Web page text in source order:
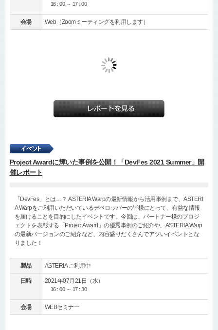
16 : 00 ～ 17 : 00
会場 Web（Zoomミーティングを利用します）
Project Awardに輝いた事例を公開！「DevFes 2021 Summer」開
催レポート
「DevFes」とは…？ ASTERIA Warpの最新情報から活用事例まで、ASTERI
A Warpをご利用いただいているデベロッパーの皆様にとって、有益な情報
を届けることを目的にしたイベントです。今回は、パートナー様のプロジ
ェクトを表彰する「Project Award」の優秀事例のご紹介や、ASTERIA Warp
の最新バージョンのご紹介など、内容盛りだくさんでアツいイベントとな
りました！
製品 ASTERIA ご利用中
日時 2021年07月21日（水）
16 : 00 ～ 17 : 30
会場 WEBセミナー